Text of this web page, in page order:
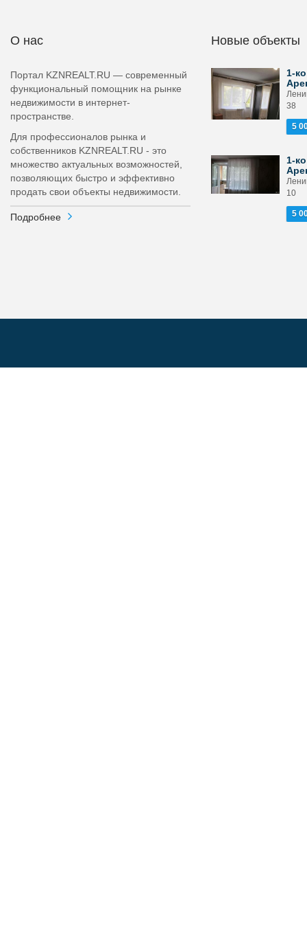
О нас
Портал KZNREALT.RU — современный
функциональный помощник на рынке
недвижимости в интернет-
пространстве.
Для профессионалов рынка и
собственников KZNREALT.RU - это
множество актуальных возможностей,
позволяющих быстро и эффективно
продать свои объекты недвижимости.
Подробнее
Новые объекты
1-
38
5
1-
10
5